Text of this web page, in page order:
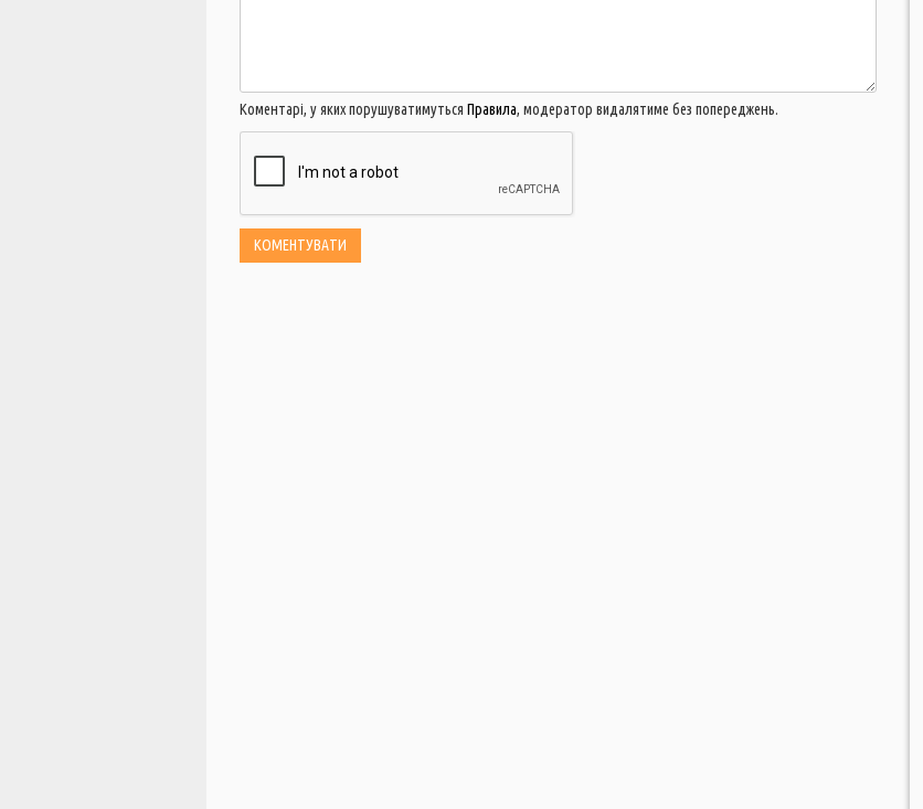
Коментарі, у яких порушуватимуться Правила, модератор видалятиме без попереджень.